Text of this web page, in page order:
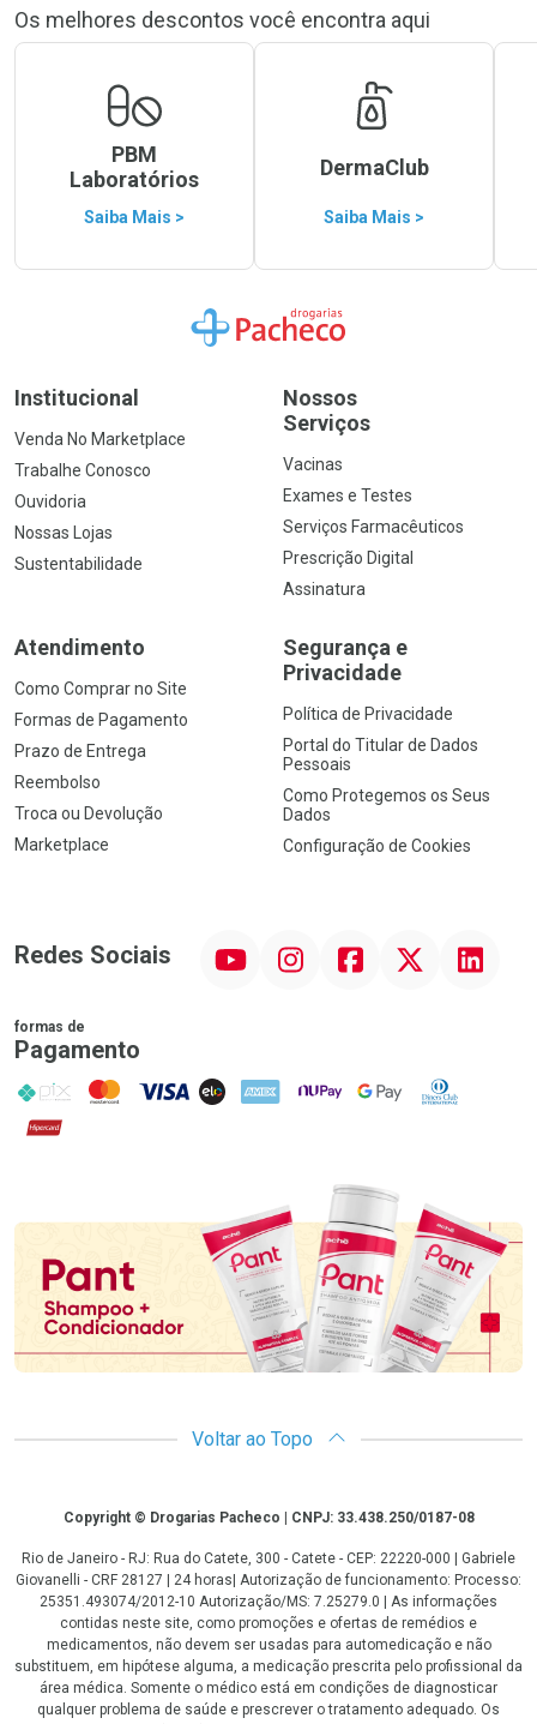
Os melhores descontos você encontra aqui
PBM
Laboratórios
Saiba Mais >
DermaClub
Saiba Mais >
Ir para a Home
Institucional
Venda No Marketplace
Trabalhe Conosco
Ouvidoria
Nossas Lojas
Sustentabilidade
Nossos
Serviços
Vacinas
Exames e Testes
Serviços Farmacêuticos
Prescrição Digital
Assinatura
Atendimento
Como Comprar no Site
Formas de Pagamento
Prazo de Entrega
Reembolso
Troca ou Devolução
Marketplace
Segurança e
Privacidade
Política de Privacidade
Portal do Titular de Dados
Pessoais
Como Protegemos os Seus
Dados
Configuração de Cookies
Redes Sociais InstagramFacebookTwitter Linkedin
formas de
Pagamento
PIX MasterCard
VISA ELO AMEX NuPay Google PayDiners Club
Hipercard
Promoção em Destaque
Voltar ao Topo
CopyrightCopyright © Drogarias Pacheco | CNPJ: 33.438.250/0187-08
Rio de Janeiro - RJ: Rua do Catete, 300 - Catete - CEP: 22220-000 | Gabriele
Giovanelli - CRF 28127 | 24 horas| Autorização de funcionamento: Processo:
25351.493074/2012-10 Autorização/MS: 7.25279.0 | As informações
contidas neste site, como promoções e ofertas de remédios e
medicamentos, não devem ser usadas para automedicação e não
substituem, em hipótese alguma, a medicação prescrita pelo profissional da
área médica. Somente o médico está em condições de diagnosticar
qualquer problema de saúde e prescrever o tratamento adequado. Os